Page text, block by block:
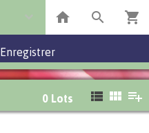
Enregistrer
0 Lots